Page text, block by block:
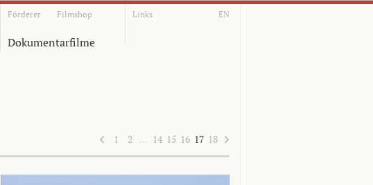
Förderer Filmshop Links EN
Dokumentarfilme
1 2 … 14 15 16 17 18